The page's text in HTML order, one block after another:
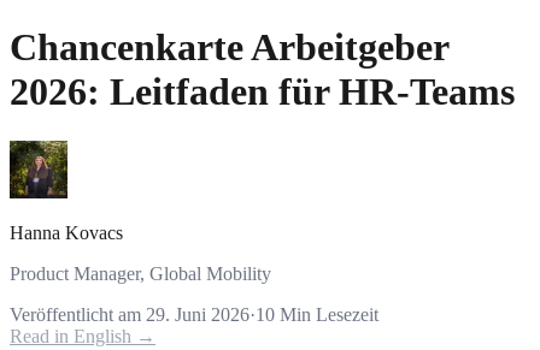
Chancenkarte Arbeitgeber
2026: Leitfaden für HR-Teams
Hanna Kovacs
Product Manager, Global Mobility
Veröffentlicht am 29. Juni 2026·10 Min Lesezeit
Read in English →